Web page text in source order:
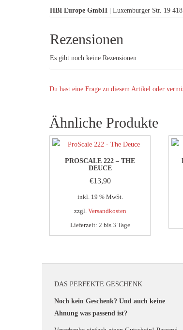
HBI Europe GmbH | Luxemburger Str. 19
Rezensionen
Es gibt noch keine Rezensionen
Du hast eine Frage zu diesem Artikel oder
Ähnliche Produkte
PROSCALE 222 – THE
DEUCE
€13,90
inkl. 19 % MwSt.
zzgl. Versandkosten
Lieferzeit: 2 bis 3 Tage
DAS PERFEKTE GESCHENK
Noch kein Geschenk? Und auch keine
Ahnung was passend ist?